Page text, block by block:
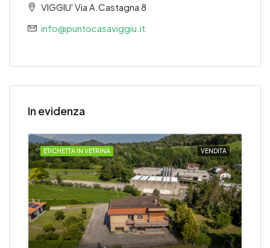
VIGGIU' Via A.Castagna 8
info@puntocasaviggiu.it
In evidenza
VENDITA
ETICHETTA IN VETRINA